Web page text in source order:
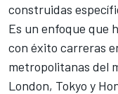
construidas
Es un enfoque que
con éxito carreras
metropolitanas del
London, Tokyo y